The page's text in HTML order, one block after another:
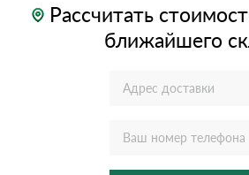
Рассчитать
ближайшего